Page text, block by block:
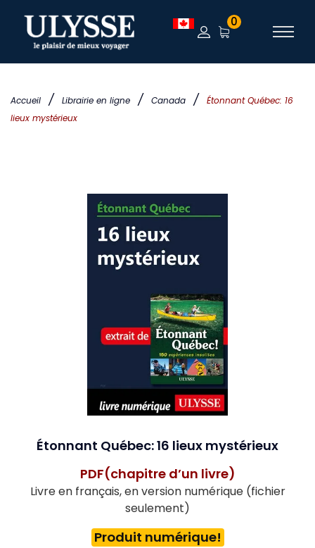
Accueil / Librairie en ligne / Canada /
Étonnant Québec: 16
lieux mystérieux
0
Étonnant Québec: 16 lieux mystérieux
PDF(chapitre d’un livre)
Livre en français, en version numérique (fichier
seulement)
Produit numérique!